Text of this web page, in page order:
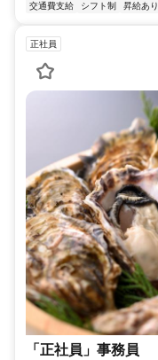
交通費支給 シフト制 昇給あり
正社員
「正社員」事務員